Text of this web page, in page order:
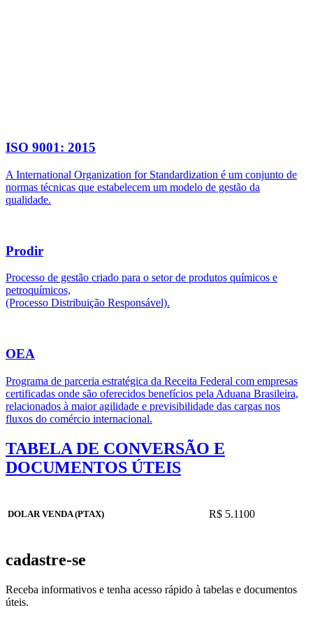
ISO 9001: 2015
A International Organization for Standardization é um conjunto de
normas técnicas que estabelecem um modelo de gestão da
qualidade.
Prodir
Processo de gestão criado para o setor de produtos químicos e
petroquímicos,
(Processo Distribuição Responsável).
OEA
Programa de parceria estratégica da Receita Federal com empresas
certificadas onde são oferecidos benefícios pela Aduana Brasileira,
relacionados à maior agilidade e previsibilidade das cargas nos
fluxos do comércio internacional.
TABELA DE CONVERSÃO E
DOCUMENTOS ÚTEIS
DOLAR VENDA (PTAX) R$ 5.1100
cadastre-se
Receba informativos e tenha acesso rápido à tabelas e documentos
úteis.